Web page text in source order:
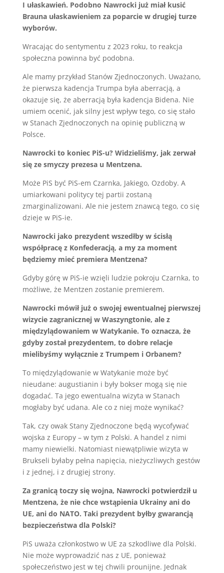
I ułaskawień. Podobno Nawrocki już miał kusić
Brauna ułaskawieniem za poparcie w drugiej turze
wyborów.
Wracając do sentymentu z 2023 roku, to reakcja
społeczna powinna być podobna.
Ale mamy przykład Stanów Zjednoczonych. Uważano,
że pierwsza kadencja Trumpa była aberracją, a
okazuje się, że aberracją była kadencja Bidena. Nie
umiem ocenić, jak silny jest wpływ tego, co się stało
w Stanach Zjednoczonych na opinię publiczną w
Polsce.
Nawrocki to koniec PiS-u? Widzieliśmy, jak zerwał
się ze smyczy prezesa u Mentzena.
Może PiS być PiS-em Czarnka, Jakiego, Ozdoby. A
umiarkowani politycy tej partii zostaną
zmarginalizowani. Ale nie jestem znawcą tego, co się
dzieje w PiS-ie.
Nawrocki jako prezydent wszedłby w ścisłą
współpracę z Konfederacją, a my za moment
będziemy mieć premiera Mentzena?
Gdyby górę w PiS-ie wzięli ludzie pokroju Czarnka, to
możliwe, że Mentzen zostanie premierem.
Nawrocki mówił już o swojej ewentualnej pierwszej
wizycie zagranicznej w Waszyngtonie, ale z
międzylądowaniem w Watykanie. To oznacza, że
gdyby został prezydentem, to dobre relacje
mielibyśmy wyłącznie z Trumpem i Orbanem?
To międzylądowanie w Watykanie może być
nieudane: augustianin i były bokser mogą się nie
dogadać. Ta jego ewentualna wizyta w Stanach
mogłaby być udana. Ale co z niej może wynikać?
Tak, czy owak Stany Zjednoczone będą wycofywać
wojska z Europy – w tym z Polski. A handel z nimi
mamy niewielki. Natomiast niewątpliwie wizyta w
Brukseli byłaby pełna napięcia, nieżyczliwych gestów
i z jednej, i z drugiej strony.
Za granicą toczy się wojna, Nawrocki potwierdził u
Mentzena, że nie chce wstąpienia Ukrainy ani do
UE, ani do NATO. Taki prezydent byłby gwarancją
bezpieczeństwa dla Polski?
PiS uważa członkostwo w UE za szkodliwe dla Polski.
Nie może wyprowadzić nas z UE, ponieważ
społeczeństwo jest w tej chwili prounijne. Jednak